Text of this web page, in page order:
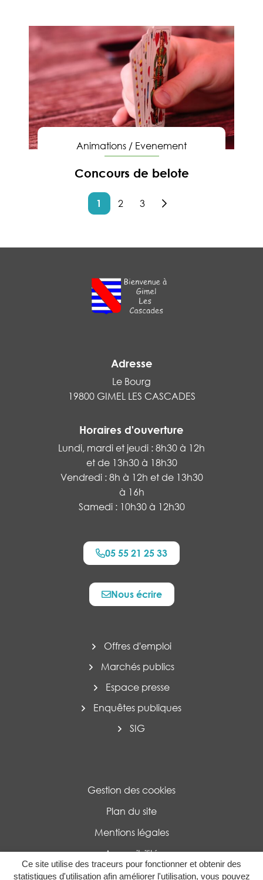
Ce site utilise des traceurs pour fonctionner et obtenir des
statistiques d'utilisation afin améliorer l'utilisation, vous pouvez
Animations / Evenement
Concours de belote
En savoir
1 2 3
Adresse
Le Bourg
19800 GIMEL LES CASCADES
Horaires d'ouverture
Lundi, mardi et jeudi : 8h30 à 12h
et de 13h30 à 18h30
Vendredi : 8h à 12h et de 13h30
à 16h
Samedi : 10h30 à 12h30
05 55 21 25 33
Nous écrire
Offres d'emploi
Marchés publics
Espace presse
Enquêtes publiques
SIG
Gestion des cookies
Plan du site
Mentions légales
Accessibilité
Politique de confidentialité